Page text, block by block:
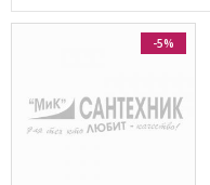
-5%